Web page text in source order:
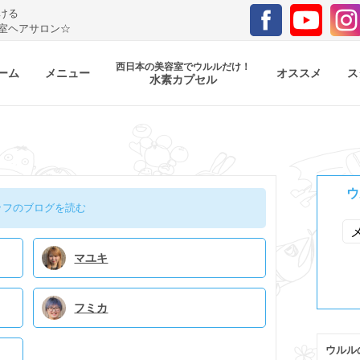
る
ヘアサロン☆
ム メニュー 西日本の美容室でウルルだけ！
水素カプセル オススメ
のブログを読む
マユキ
フミカ
ウルル